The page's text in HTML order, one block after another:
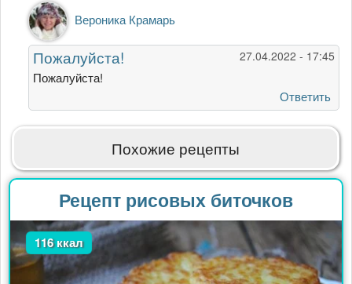
Ответ
на
Биточки
классные!
Спасибо!
Катя
Вероника Крамарь
27.04.2022 - 17:45
Пожалуйста!
Пожалуйста!
Ответить
Похожие рецепты
Рецепт рисовых биточков
116 ккал